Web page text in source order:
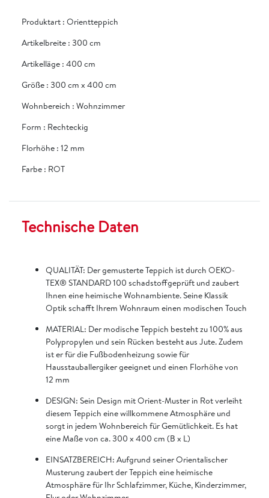
Produktart : Orientteppich
Artikelbreite : 300 cm
Artikelläge : 400 cm
Größe : 300 cm x 400 cm
Wohnbereich : Wohnzimmer
Form : Rechteckig
Florhöhe : 12 mm
Farbe : ROT
Technische Daten
QUALITÄT: Der gemusterte Teppich ist durch OEKO-
TEX® STANDARD 100 schadstoffgeprüft und zaubert
Ihnen eine heimische Wohnambiente. Seine Klassik
Optik schafft Ihrem Wohnraum einen modischen Touch
MATERIAL: Der modische Teppich besteht zu 100% aus
Polypropylen und sein Rücken besteht aus Jute. Zudem
ist er für die Fußbodenheizung sowie für
Hausstauballergiker geeignet und einen Florhöhe von
12 mm
DESIGN: Sein Design mit Orient-Muster in Rot verleiht
diesem Teppich eine willkommene Atmosphäre und
sorgt in jedem Wohnbereich für Gemütlichkeit. Es hat
eine Maße von ca. 300 x 400 cm (B x L)
EINSATZBEREICH: Aufgrund seiner Orientalischer
Musterung zaubert der Teppich eine heimische
Atmosphäre für Ihr Schlafzimmer, Küche, Kinderzimmer,